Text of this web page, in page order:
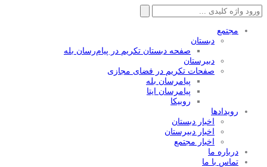
جستجو
برای:
مجتمع
دبستان
صفحه دبستان تکریم در پیام‌رسان بله
دبیرستان
صفحات تکریم در فضای مجازی
پیامرسان بله
پیامرسان ایتا
روبیکا
رویدادها
اخبار دبستان
اخبار دبیرستان
اخبار مجتمع
درباره ما
تماس با ما